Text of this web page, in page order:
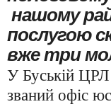
нашому
послугою
вже три
У Буській
званий офіс